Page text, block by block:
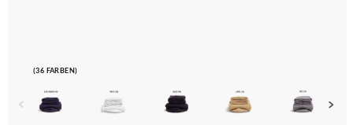
(36 FARBEN)